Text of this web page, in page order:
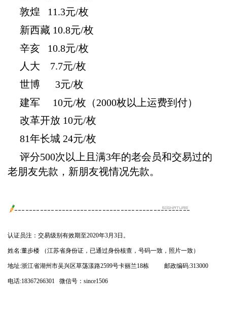
敦煌 11.3元/枚
新西藏 10.8元/枚
辛亥 10.8元/枚
人大 7.7元/枚
世博 3元/枚
建军 10元/枚（2000枚以上运费到付）
改革开放 10元/枚
81年长城 24元/枚
评分500次以上且满3年的老会员和交易过的
老朋友先款，新朋友视情况先款。
认证员注：交易级别有效期至2020年3月3日。
姓名:董步楼 （江苏省身份证，已通过身份核查，号码一致，照片一致）
地址:浙江省湖州市吴兴区草荡漾路2599号卡丽兰18栋 邮政编码:313000
电话:18367266301 微信号：since1506